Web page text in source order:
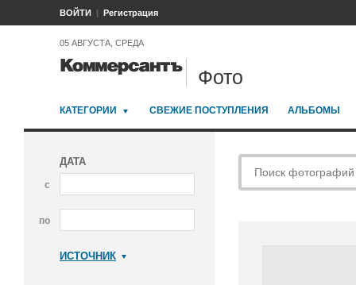
ВОЙТИ Регистрация
05 АВГУСТА, СРЕДА
Фото
КАТЕГОРИИ СВЕЖИЕ ПОСТУПЛЕНИЯ АЛЬБОМЫ
ДАТА
с
по
ИСТОЧНИК